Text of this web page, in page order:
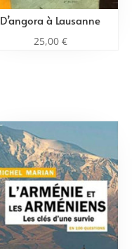
D’angora à Lausanne
25,00 €